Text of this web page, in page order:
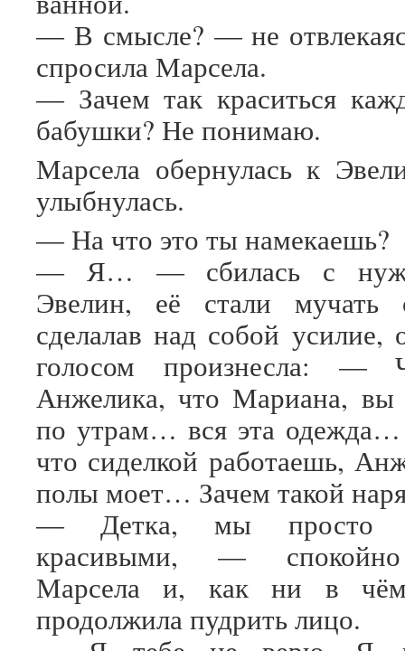
— В смысле? — не
спросила Марсела.
— Зачем так краситься
бабушки? Не понимаю.
Марсела обернулась к
улыбнулась.
— На что это ты намекаешь?
— Я… — сбилась с
Эвелин, её стали мучать
сделалав над собой
голосом произнесла:
Анжелика, что Мариана, вы
по утрам… вся эта
что сиделкой работаешь,
полы моет… Зачем такой
— Детка, мы просто
красивыми, — спокойно
Марсела и, как ни в
продолжила пудрить лицо.